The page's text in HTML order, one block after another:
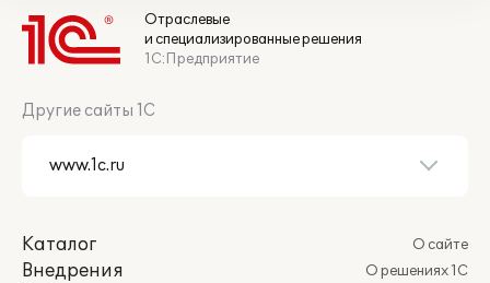
Отраслевые
и специализированные решения
1С:Предприятие
Другие сайты 1С
Каталог
Внедрения
О сайте
О решениях 1С